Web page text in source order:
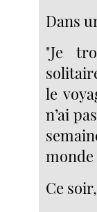
Dans
"Je
le
n’ai
Ce